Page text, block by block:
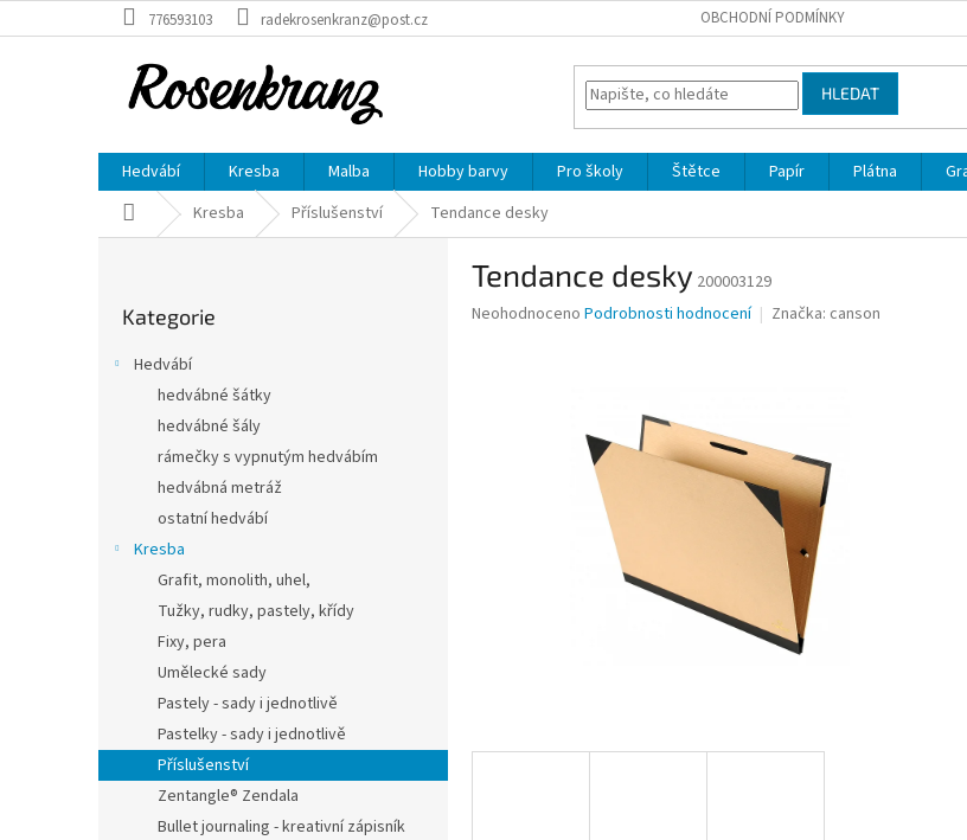
na
776593103 radekrosenkranz@post.cz OBCHODNÍ PODMÍNKY
HLEDAT
Hedvábí Kresba Malba Hobby barvy Pro školy Štětce Papír Plátna
Domů Kresba Příslušenství Tendance desky
kategorie
Kategorie
Hedvábí
hedvábné šátky
hedvábné šály
rámečky s vypnutým hedvábím
hedvábná metráž
ostatní hedvábí
Kresba
Grafit, monolith, uhel,
Tužky, rudky, pastely, křídy
Fixy, pera
Umělecké sady
Pastely - sady i jednotlivě
Pastelky - sady i jednotlivě
Příslušenství
Zentangle® Zendala
Bullet journaling - kreativní zápisník
Tendance desky 200003129
Průměrné
Neohodnoceno Podrobnosti hodnocení Značka: canson